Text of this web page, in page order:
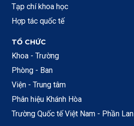
Tạp chí khoa học
Hợp tác quốc tế
TỔ CHỨC
Khoa - Trường
Phòng - Ban
Viện - Trung tâm
Phân hiệu Khánh Hòa
Trường Quốc tế Việt Nam - Phần Lan